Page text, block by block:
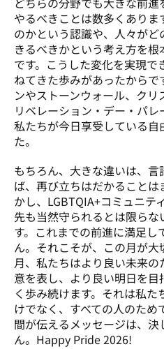
やるべきことは数多くあり
のかという認識や、人々が
きるべきかという考え方を
です。こうした変化を実現
ねてきた歩みがあったからで
ンやストーンウォール、クリ
リベレーション・デー・パレ
私たちが今日享受している
た。
もちろん、大きな違いは、
ば、再び立ちはだかること
かし、LGBTQIA+コミュニテ
先も当然守られるとは限ら
す。これまでの前進に満足し
ん。それこそが、この月が
月、私たちはより良い未来
意を表し、より良い明日を
く歩み続けます。それは私
けでなく、すべての人のため
間が伝えるメッセージは、
ん。Happy Pride 2026!